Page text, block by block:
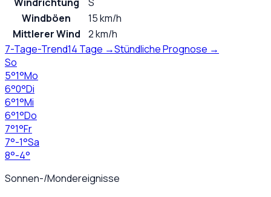
Windböen
15 km/h
Mittlerer Wind
2 km/h
7-Tage-Trend14 Tage →Stündliche Prognose →
So
5°1°Mo
6°0°Di
6°1°Mi
6°1°Do
7°1°Fr
7°-1°Sa
8°-4°
Sonnen-/Mondereignisse